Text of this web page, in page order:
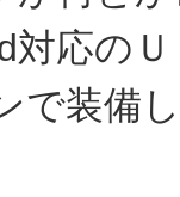
応の
装備